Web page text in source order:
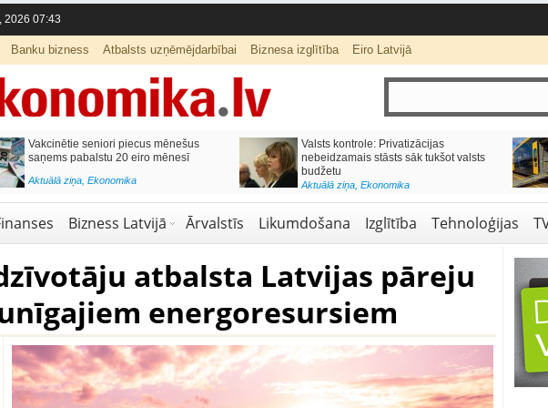
2026 07:43
Banku bizness Atbalsts uzņēmējdarbībai Biznesa izglītība Eiro Latvijā
Naudas glabāšana mājās var izmaksāt
simtiem eiro gadā
Aktuālā ziņa, Finanses
Katrs desmitais mājokļa kredīta
pieteikums tiek noraidīts negatīvas
kredītvēstures dēļ
Aktuālā ziņa, Finanses
Bizness Latvijā Ārvalstīs Likumdošana Izglītība Tehnoloģijas
atbalsta Latvijas pāreju
energoresursiem